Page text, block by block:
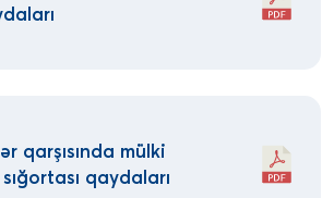
qarşısında mülki
qaydaları